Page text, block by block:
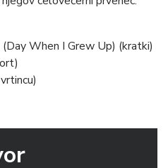
When I Grew Up) (kratki)